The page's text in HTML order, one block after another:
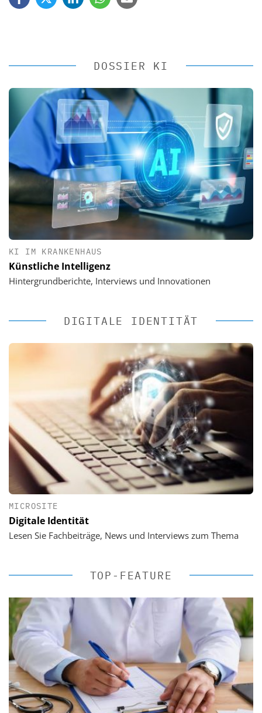
DOSSIER KI
KI IM KRANKENHAUS
Künstliche Intelligenz
Hintergrundberichte, Interviews und Innovationen
DIGITALE IDENTITÄT
MICROSITE
Digitale Identität
Lesen Sie Fachbeiträge, News und Interviews zum Thema
TOP-FEATURE